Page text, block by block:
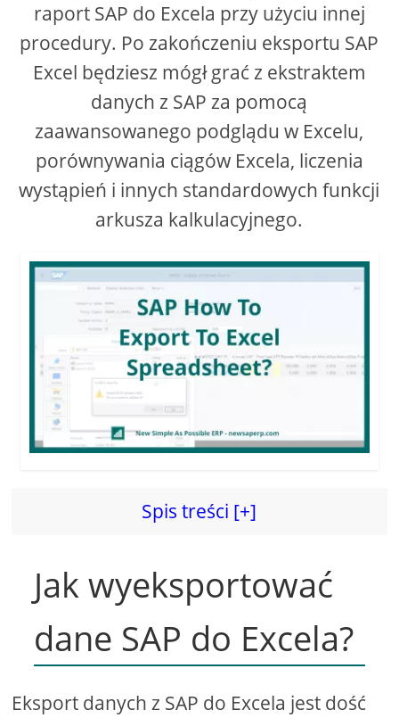
d
e
o
raport SAP do Excela przy użyciu innej
procedury. Po zakończeniu eksportu SAP
Excel będziesz mógł grać z ekstraktem
danych z SAP za pomocą
zaawansowanego podglądu w Excelu,
porównywania ciągów Excela, liczenia
wystąpień i innych standardowych funkcji
arkusza kalkulacyjnego.
Spis treści [+]
Jak wyeksportować
dane SAP do Excela?
Eksport danych z SAP do Excela jest dość